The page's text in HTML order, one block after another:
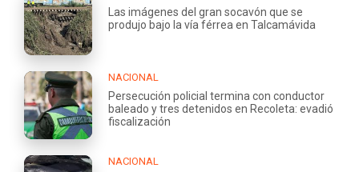
Las imágenes del gran socavón que se
produjo bajo la vía férrea en Talcamávida
NACIONAL
Persecución policial termina con conductor
baleado y tres detenidos en Recoleta: evadió
fiscalización
NACIONAL